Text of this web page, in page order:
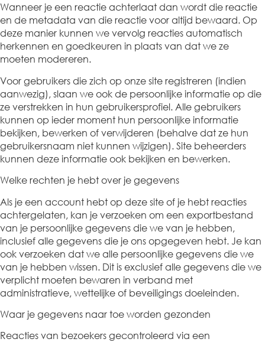
Wanneer je een reactie achterlaat dan wordt die reactie
en de metadata van die reactie voor altijd bewaard. Op
deze manier kunnen we vervolg reacties automatisch
herkennen en goedkeuren in plaats van dat we ze
moeten modereren.
Voor gebruikers die zich op onze site registreren (indien
aanwezig), slaan we ook de persoonlijke informatie op die
ze verstrekken in hun gebruikersprofiel. Alle gebruikers
kunnen op ieder moment hun persoonlijke informatie
bekijken, bewerken of verwijderen (behalve dat ze hun
gebruikersnaam niet kunnen wijzigen). Site beheerders
kunnen deze informatie ook bekijken en bewerken.
Welke rechten je hebt over je gegevens
Als je een account hebt op deze site of je hebt reacties
achtergelaten, kan je verzoeken om een exportbestand
van je persoonlijke gegevens die we van je hebben,
inclusief alle gegevens die je ons opgegeven hebt. Je kan
ook verzoeken dat we alle persoonlijke gegevens die we
van je hebben wissen. Dit is exclusief alle gegevens die we
verplicht moeten bewaren in verband met
administratieve, wettelijke of beveiligings doeleinden.
Waar je gegevens naar toe worden gezonden
Reacties van bezoekers gecontroleerd via een